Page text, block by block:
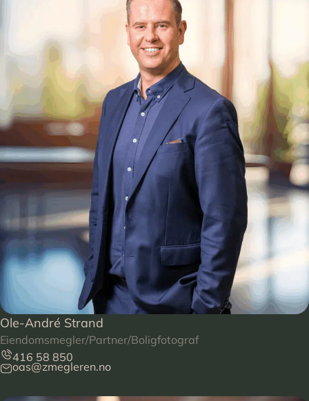
Ole-André Strand
Eiendomsmegler/Partner/Boligfotograf
416 58 850
oas@zmegleren.no